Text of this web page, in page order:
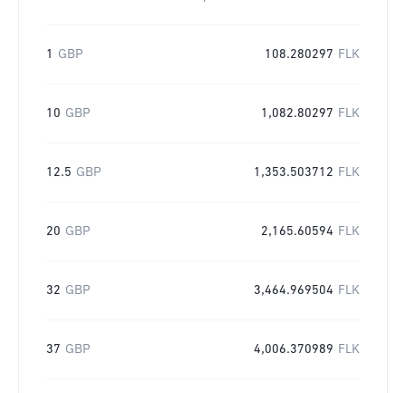
1 GBP 108.280297 FLK
10 GBP 1,082.80297 FLK
12.5 GBP 1,353.503712 FLK
20 GBP 2,165.60594 FLK
32 GBP 3,464.969504 FLK
37 GBP 4,006.370989 FLK